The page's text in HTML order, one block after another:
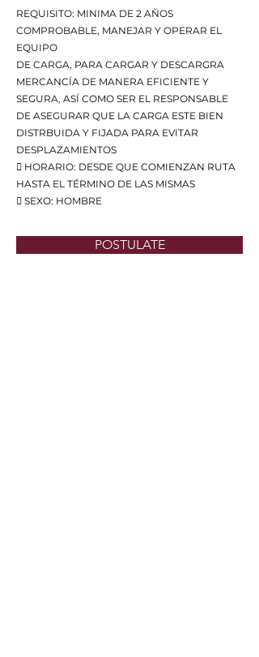
REQUISITO: MINIMA DE 2 AÑOS
COMPROBABLE, MANEJAR Y OPERAR EL
EQUIPO
DE CARGA, PARA CARGAR Y DESCARGRA
MERCANCÍA DE MANERA EFICIENTE Y
SEGURA, ASÍ COMO SER EL RESPONSABLE
DE ASEGURAR QUE LA CARGA ESTE BIEN
DISTRBUIDA Y FIJADA PARA EVITAR
DESPLAZAMIENTOS
 HORARIO: DESDE QUE COMIENZAN RUTA
HASTA EL TÉRMINO DE LAS MISMAS
 SEXO: HOMBRE
POSTULATE